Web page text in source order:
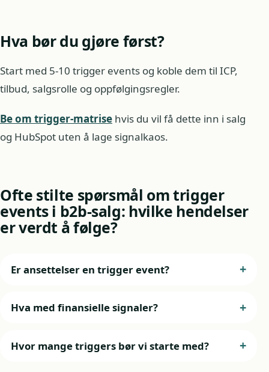
Hva bør du gjøre først?
Start med 5-10 trigger events og koble dem til ICP,
tilbud, salgsrolle og oppfølgingsregler.
Be om trigger-matrise hvis du vil få dette inn i salg
og HubSpot uten å lage signalkaos.
Ofte stilte spørsmål om trigger
events i b2b-salg: hvilke hendelser
er verdt å følge?
Er ansettelser en trigger event?
Hva med finansielle signaler?
Hvor mange triggers bør vi starte med?